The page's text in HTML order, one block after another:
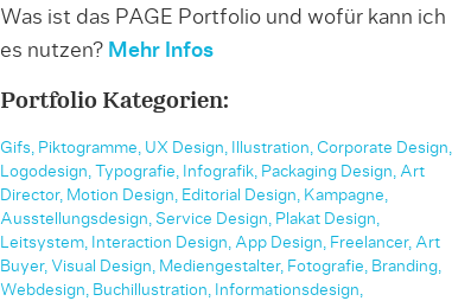
Was ist das PAGE Portfolio und wofür kann ich
es nutzen? Mehr Infos
Portfolio Kategorien:
Gifs, Piktogramme, UX Design, Illustration, Corporate Design,
Logodesign,
Typografie, Infografik, Packaging Design, Art
Director, Motion Design, Editorial Design, Kampagne,
Ausstellungsdesign, Service Design, Plakat Design,
Leitsystem,
Interaction Design, App Design, Freelancer, Art
Buyer, Visual Design, Mediengestalter, Fotografie, Branding,
Webdesign, Buchillustration,
Informationsdesign,